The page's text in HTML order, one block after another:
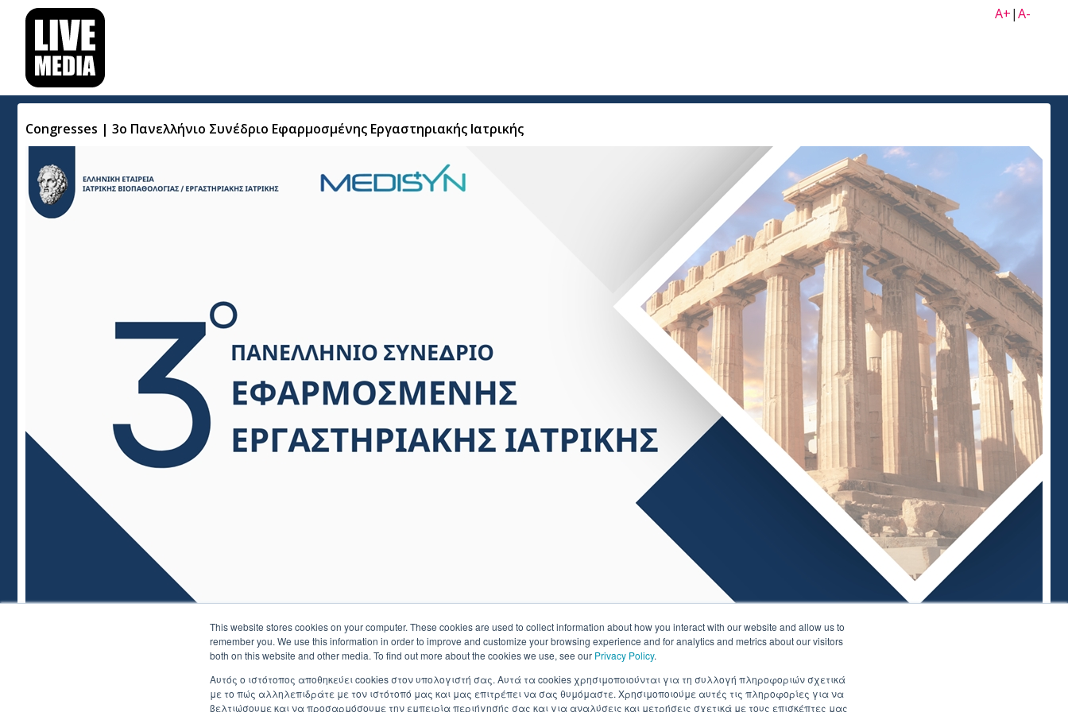
This website stores cookies on your computer. These cookies are used to collect information about how you interact with our website and allow us to
remember you. We use this information in order to improve and customize your browsing experience and for analytics and metrics about our visitors
both on this website and other media. To find out more about the cookies we use, see our Privacy Policy.
Αυτός ο ιστότοπος αποθηκεύει cookies στον υπολογιστή σας. Αυτά τα cookies χρησιμοποιούνται για τη συλλογή πληροφοριών σχετικά
με το πώς αλληλεπιδράτε με τον ιστότοπό μας και μας επιτρέπει να σας θυμόμαστε. Χρησιμοποιούμε αυτές τις πληροφορίες για να
βελτιώσουμε και να προσαρμόσουμε την εμπειρία περιήγησής σας και για αναλύσεις και μετρήσεις σχετικά με τους επισκέπτες μας
A+|A-
Congresses | 3ο Πανελλήνιο Συνέδριο Εφαρμοσμένης Εργαστηριακής Ιατρικής